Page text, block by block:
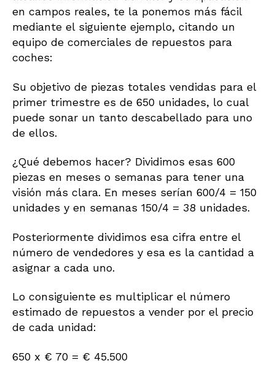
en campos reales, te la ponemos más fácil
mediante el siguiente ejemplo, citando un
equipo de comerciales de repuestos para
coches:
Su objetivo de piezas totales vendidas para el
primer trimestre es de 650 unidades, lo cual
puede sonar un tanto descabellado para uno
de ellos.
¿Qué debemos hacer? Dividimos esas 600
piezas en meses o semanas para tener una
visión más clara. En meses serían 600/4 = 150
unidades y en semanas 150/4 = 38 unidades.
Posteriormente dividimos esa cifra entre el
número de vendedores y esa es la cantidad a
asignar a cada uno.
Lo consiguiente es multiplicar el número
estimado de repuestos a vender por el precio
de cada unidad:
650 x € 70 = € 45.500